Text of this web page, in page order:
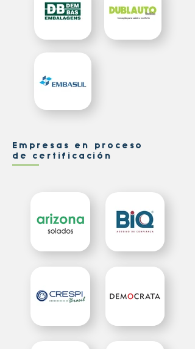
Empresas en proceso
de certificación